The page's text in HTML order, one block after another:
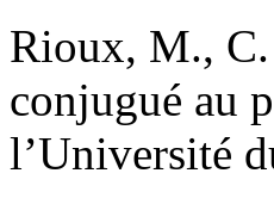
Rioux, M.,
conjugué au
l’Université